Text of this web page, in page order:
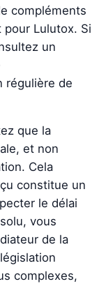
compléments
pour Lulutox. Si
un
régulière de
que la
et non
Cela
constitue un
le délai
vous
de la
complexes,